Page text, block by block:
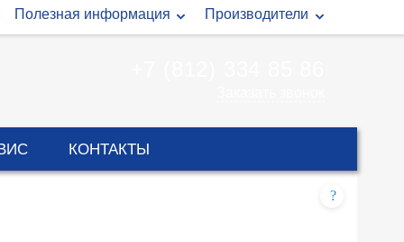
Полезная информация Производители
КОНТАКТЫ
?